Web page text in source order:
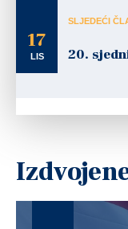
17
LIS
SLJEDEĆI
20.